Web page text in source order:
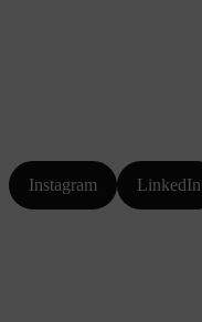
Instagram LinkedIn